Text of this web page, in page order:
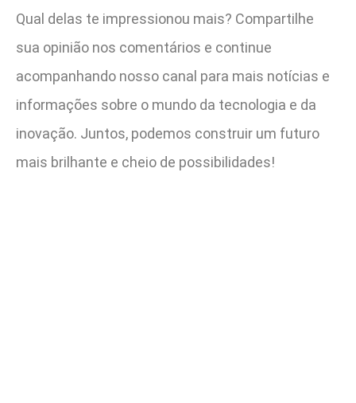
Qual delas te impressionou mais? Compartilhe
sua opinião nos comentários e continue
acompanhando nosso canal para mais notícias e
informações sobre o mundo da tecnologia e da
inovação. Juntos, podemos construir um futuro
mais brilhante e cheio de possibilidades!